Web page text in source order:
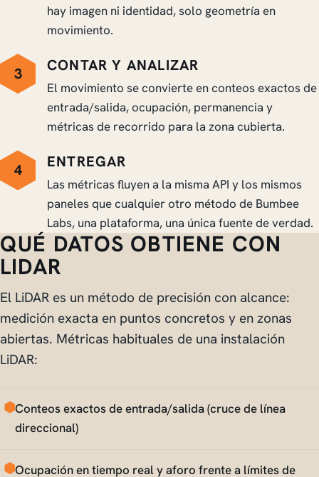
hay imagen ni identidad, solo geometría en
movimiento.
3 CONTAR Y ANALIZAR
El movimiento se convierte en conteos exactos de
entrada/salida, ocupación, permanencia y
métricas de recorrido para la zona cubierta.
4 ENTREGAR
Las métricas fluyen a la misma API y los mismos
paneles que cualquier otro método de Bumbee
Labs, una plataforma, una única fuente de verdad.
QUÉ DATOS OBTIENE CON
LIDAR
El LiDAR es un método de precisión con alcance:
medición exacta en puntos concretos y en zonas
abiertas. Métricas habituales de una instalación
LiDAR:
Conteos exactos de entrada/salida (cruce de línea
direccional)
Ocupación en tiempo real y aforo frente a límites de